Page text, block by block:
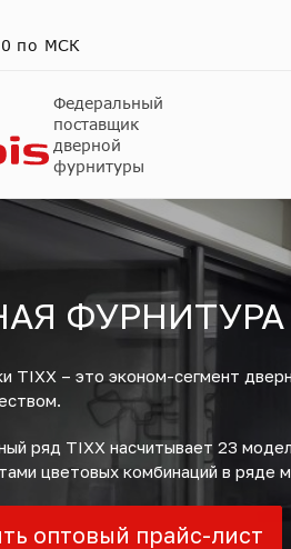
по МСК
Федеральный
поставщик
дверной
фурнитуры
ФУРНИТУРА
TIXX – это эконом-сегмент
ряд TIXX насчитывает 23
цветовых комбинаций в ряде
оптовый прайс-лист